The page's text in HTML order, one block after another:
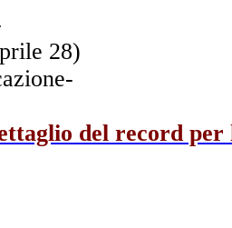
28)
del record per